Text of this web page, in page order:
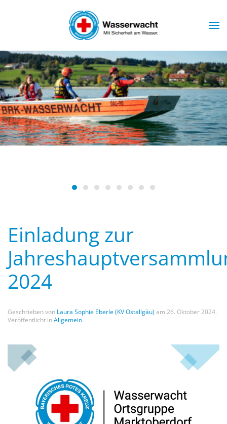
Skip to main content
Wasserwacht Marktoberdorf
Einladung zur
2024
Geschrieben von Laura Sophie Eberle (KV Ostallgäu) am 26. Oktober 2024.
Veröffentlicht inAllgemein.